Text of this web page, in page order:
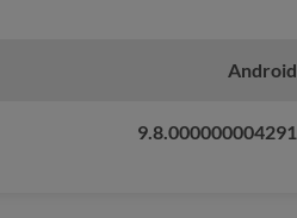
Android
9.8.000000004291